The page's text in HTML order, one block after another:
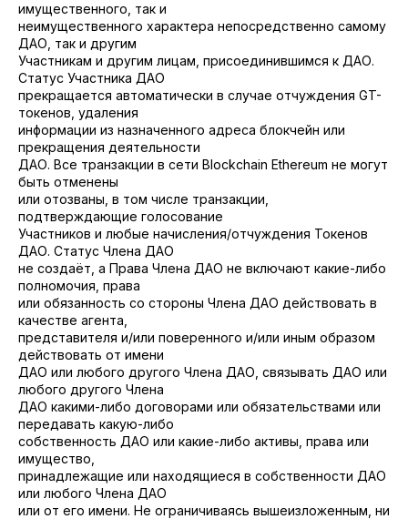
имущественного, так и
неимущественного характера непосредственно самому
ДАО, так и другим
Участникам и другим лицам, присоединившимся к ДАО.
Статус Участника ДАО
прекращается автоматически в случае отчуждения GT-
токенов, удаления
информации из назначенного адреса блокчейн или
прекращения деятельности
ДАО. Все транзакции в сети Blockchain Ethereum не могут
быть отменены
или отозваны, в том числе транзакции,
подтверждающие голосование
Участников и любые начисления/отчуждения Токенов
ДАО. Статус Члена ДАО
не создаёт, а Права Члена ДАО не включают какие-либо
полномочия, права
или обязанность со стороны Члена ДАО действовать в
качестве агента,
представителя и/или поверенного и/или иным образом
действовать от имени
ДАО или любого другого Члена ДАО, связывать ДАО или
любого другого Члена
ДАО какими-либо договорами или обязательствами или
передавать какую-либо
собственность ДАО или какие-либо активы, права или
имущество,
принадлежащие или находящиеся в собственности ДАО
или любого Члена ДАО
или от его имени. Не ограничиваясь вышеизложенным, ни